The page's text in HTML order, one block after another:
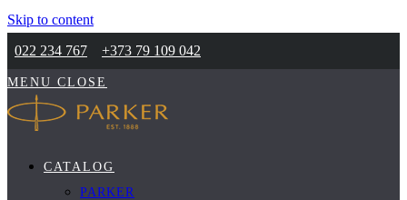
Skip to content
022 234 767
+373 79 109 042
MENU CLOSE
CATALOG
PARKER